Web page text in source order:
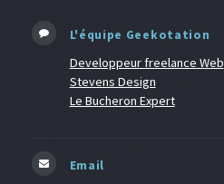
L'équipe Geekotation
Developpeur freelance Web
Stevens Design
Le Bucheron Expert
Email